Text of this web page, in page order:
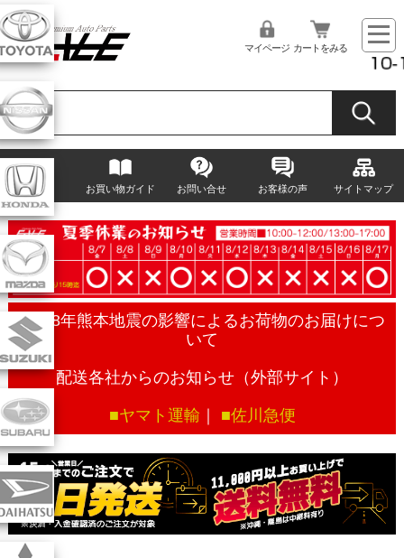
マイページ カートをみる
TOP お買い物ガイド お問い合せ お客様の声 サイトマップ
令和8年熊本地震の影響によるお荷物のお届けにつ
いて
配送各社からのお知らせ（外部サイト）
■ヤマト運輸 ■佐川急便